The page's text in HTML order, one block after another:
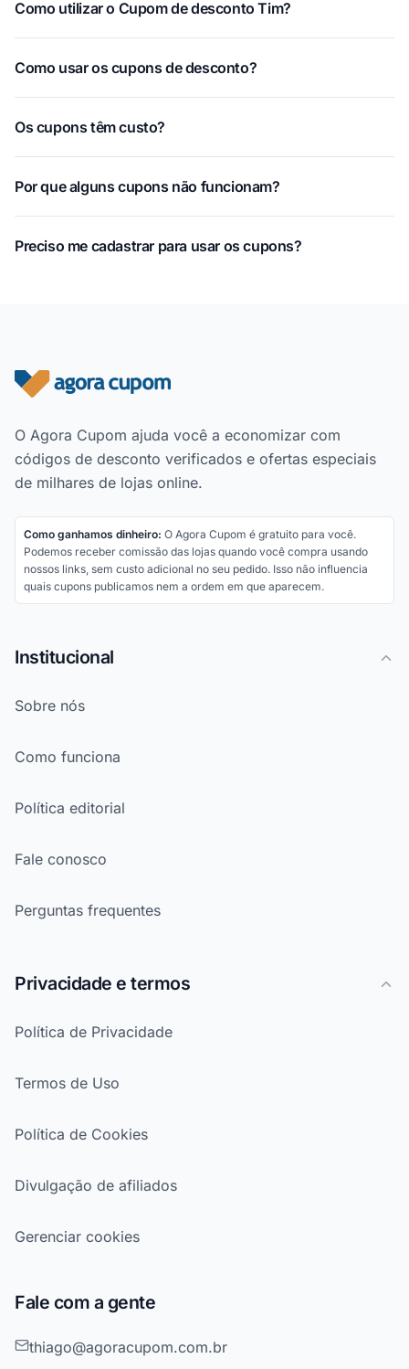
Como utilizar o Cupom de desconto Tim?
Como usar os cupons de desconto?
Os cupons têm custo?
Por que alguns cupons não funcionam?
Preciso me cadastrar para usar os cupons?
Rodapé do site
O Agora Cupom ajuda você a economizar com
códigos de desconto verificados e ofertas especiais
de milhares de lojas online.
Como ganhamos dinheiro: O Agora Cupom é gratuito para você.
Podemos receber comissão das lojas quando você compra usando
nossos links, sem custo adicional no seu pedido. Isso não influencia
quais cupons publicamos nem a ordem em que aparecem.
Institucional
Sobre nós
Como funciona
Política editorial
Fale conosco
Perguntas frequentes
Privacidade e termos
Política de Privacidade
Termos de Uso
Política de Cookies
Divulgação de afiliados
Gerenciar cookies
Fale com a gente
thiago@agoracupom.com.br